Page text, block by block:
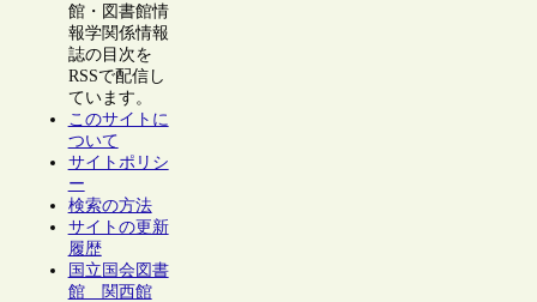
館・図書館情
報学関係情報
誌の目次を
RSSで配信し
ています。
このサイトに
ついて
サイトポリシ
ー
検索の方法
サイトの更新
履歴
国立国会図書
館 関西館